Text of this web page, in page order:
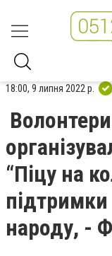
18:00, 9 липня 2022 р.
“Піцу на
підтримки
народу, -